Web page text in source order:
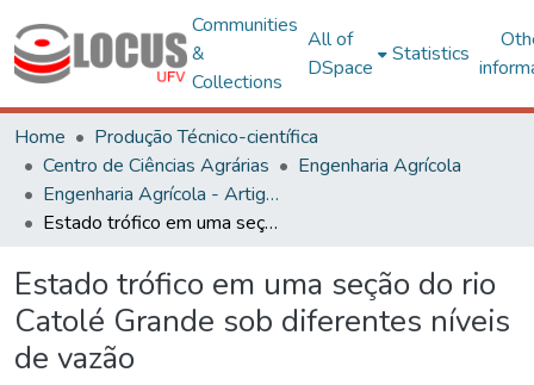
Communities
&
Collections
All of
DSpace
Statistics
Home
Produção Técnico-científica
Centro de Ciências Agrárias
Engenharia Agrícola
Engenharia Agrícola - Artigos
Estado trófico em uma seção do rio Catolé Grande sob diferentes níveis de vazão
Estado trófico em uma seção do rio
Catolé Grande sob diferentes níveis
de vazão